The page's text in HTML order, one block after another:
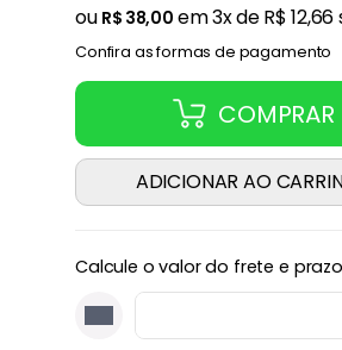
ou R$ 38,00 em3x deR$ 12,66
Confira as formas de pagamento
COMPRAR
ADICIONAR AO
Calcule o valor do frete e